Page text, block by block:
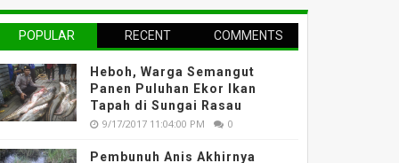
POPULAR RECENT COMMENTS
Heboh, Warga Semangut
Panen Puluhan Ekor Ikan
Tapah di Sungai Rasau
9/17/2017 11:04:00 PM 0
Pembunuh Anis Akhirnya